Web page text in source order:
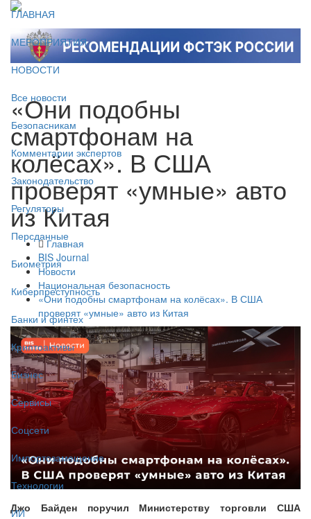
ГЛАВНАЯ
МЕРОПРИЯТИЯ
НОВОСТИ
Все новости
Безопасникам
Комментарии экспертов
Законодательство
Регуляторы
Персданные
Биометрия
Киберпреступность
Банки и финтех
Криптоактивы
Бизнес
Сервисы
Соцсети
Импортозамещение
Технологии
ИИ
«Они подобны
смартфонам на
колёсах». В США
проверят «умные» авто
из Китая
Главная
BIS Journal
Новости
Национальная безопасность
«Они подобны смартфонам на колёсах». В США
проверят «умные» авто из Китая
Джо Байден поручил Министерству торговли США